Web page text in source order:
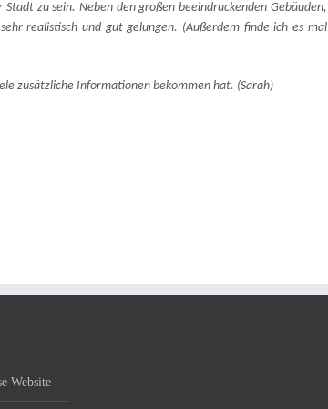
zu sein. Neben den großen beeindruckenden Gebäuden,
realistisch und gut gelungen. (Außerdem finde ich es mal
zusätzliche Informationen bekommen hat. (Sarah)
Website